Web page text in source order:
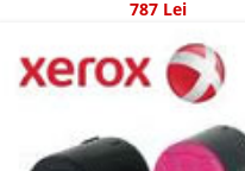
787 Lei